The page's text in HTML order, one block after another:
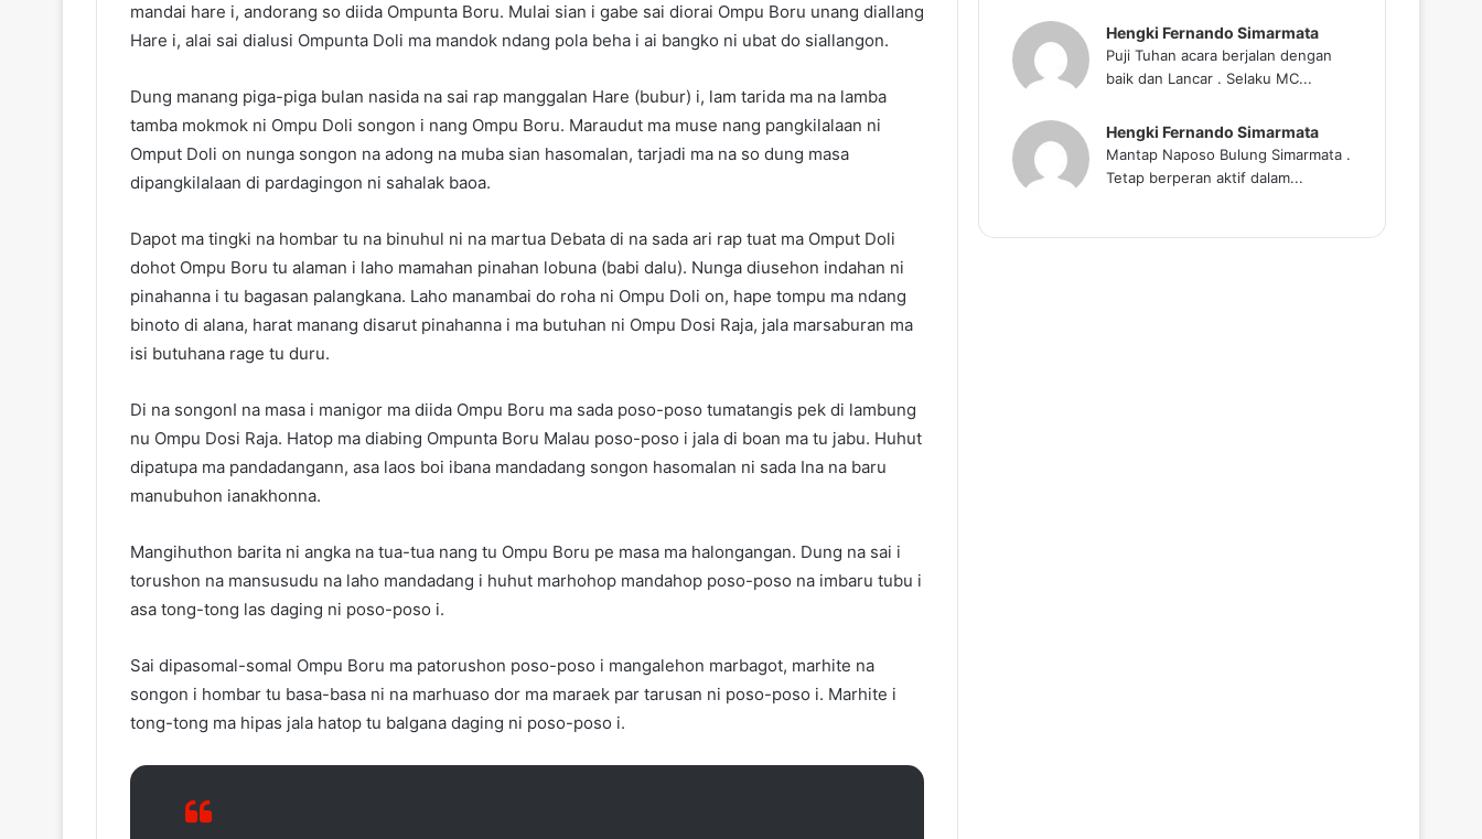
mandai hare i, andorang so diida Ompunta Boru. Mulai sian i gabe sai diorai Ompu Boru unang diallang
Hare i, alai sai dialusi Ompunta Doli ma mandok ndang pola beha i ai bangko ni ubat do siallangon.
Dung manang piga-piga bulan nasida na sai rap manggalan Hare (bubur) i, lam tarida ma na lamba
tamba mokmok ni Ompu Doli songon i nang Ompu Boru. Maraudut ma muse nang pangkilalaan ni
Omput Doli on nunga songon na adong na muba sian hasomalan, tarjadi ma na so dung masa
dipangkilalaan di pardagingon ni sahalak baoa.
Dapot ma tingki na hombar tu na binuhul ni na martua Debata di na sada ari rap tuat ma Omput Doli
dohot Ompu Boru tu alaman i laho mamahan pinahan lobuna (babi dalu). Nunga diusehon indahan ni
pinahanna i tu bagasan palangkana. Laho manambai do roha ni Ompu Doli on, hape tompu ma ndang
binoto di alana, harat manang disarut pinahanna i ma butuhan ni Ompu Dosi Raja, jala marsaburan ma
isi butuhana rage tu duru.
Di na songonI na masa i manigor ma diida Ompu Boru ma sada poso-poso tumatangis pek di lambung
nu Ompu Dosi Raja. Hatop ma diabing Ompunta Boru Malau poso-poso i jala di boan ma tu jabu. Huhut
dipatupa ma pandadangann, asa laos boi ibana mandadang songon hasomalan ni sada Ina na baru
manubuhon ianakhonna.
Mangihuthon barita ni angka na tua-tua nang tu Ompu Boru pe masa ma halongangan. Dung na sai i
torushon na mansusudu na laho mandadang i huhut marhohop mandahop poso-poso na imbaru tubu i
asa tong-tong las daging ni poso-poso i.
Sai dipasomal-somal Ompu Boru ma patorushon poso-poso i mangalehon marbagot, marhite na
songon i hombar tu basa-basa ni na marhuaso dor ma maraek par tarusan ni poso-poso i. Marhite i
tong-tong ma hipas jala hatop tu balgana daging ni poso-poso i.
Hengki Fernando Simarmata
Puji Tuhan acara berjalan dengan
baik dan Lancar . Selaku MC...
Hengki Fernando Simarmata
Mantap Naposo Bulung Simarmata .
Tetap berperan aktif dalam...